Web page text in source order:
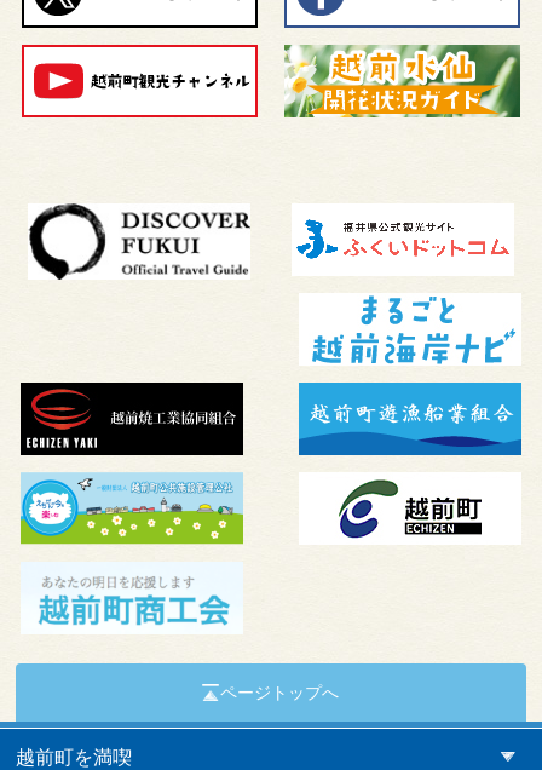
ページトップへ
越前町を満喫